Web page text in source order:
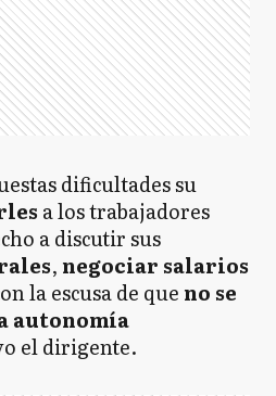
dificultades su
a los trabajadores
a discutir sus
, negociar salarios
la escusa de que no se
autonomía
el dirigente.